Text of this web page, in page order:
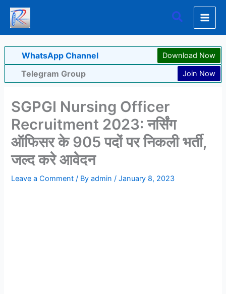
Skip
content
Search
WhatsApp Channel Download Now
Telegram Group Join Now
SGPGI Nursing Officer
Recruitment 2023: नर्सिंग
ऑफिसर के 905 पदों पर निकली भर्ती,
जल्द करे आवेदन
Leave a Comment / Byadmin/January 8, 2023